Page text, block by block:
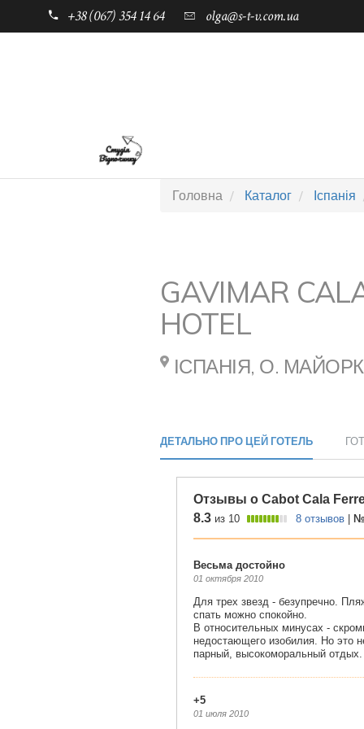
+38 (067) 354 14 64 olga@s-t-v.com.ua
Головна Каталог Іспанія
GAVIMAR
HOTEL
ІСПАНІЯ, О.
ДЕТАЛЬНО ПРО ЦЕЙ ГОТЕЛЬ